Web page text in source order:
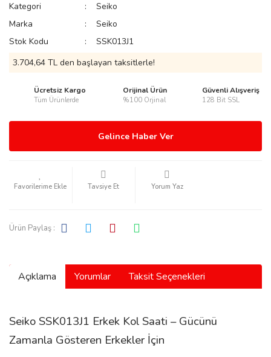
Kategori
Seiko
Marka
Seiko
Stok Kodu
SSK013J1
3.704,64 TL den başlayan taksitlerle!
Ücretsiz Kargo
Tüm Ürünlerde
Orijinal Ürün
%100 Orjinal
Güvenli Alışveriş
128 Bit SSL
Gelince Haber Ver
Tavsiye Et Yorum Yaz
Ürün Paylaş :
Açıklama Yorumlar Taksit Seçenekleri
Seiko SSK013J1 Erkek Kol Saati – Gücünü
Zamanla Gösteren Erkekler İçin